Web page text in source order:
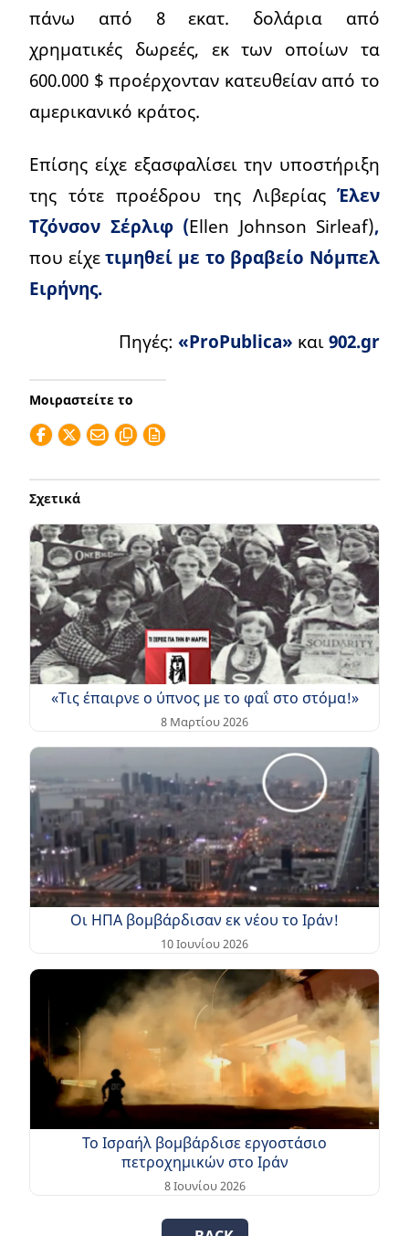
πάνω από 8 εκατ. δολάρια από
χρηματικές δωρεές, εκ των οποίων τα
600.000 $ προέρχονταν κατευθείαν από το
αμερικανικό κράτος.
Επίσης είχε εξασφαλίσει την υποστήριξη
της τότε προέδρου της ΛιβερίαςΈλεν
Τζόνσον Σέρλιφ (Ellen Johnson Sirleaf),
που είχετιμηθεί με το βραβείο Νόμπελ
Ειρήνης.
Πηγές: «ProPublica» και902.gr
Μοιραστείτε το
Σχετικά
«Τις έπαιρνε ο ύπνος με το φαΐ στο στόμα!»
8 Μαρτίου 2026
Οι ΗΠΑ βομβάρδισαν εκ νέου το Ιράν!
10 Ιουνίου 2026
Το Ισραήλ βομβάρδισε εργοστάσιο
πετροχημικών στο Ιράν
8 Ιουνίου 2026